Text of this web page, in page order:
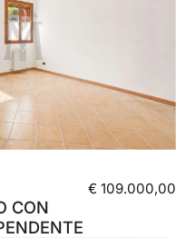
CON
€ 109.000,00